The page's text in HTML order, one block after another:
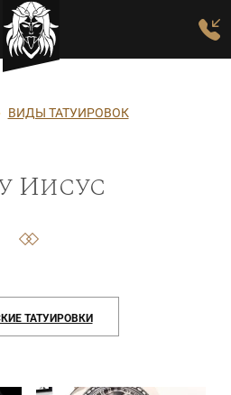
содержанию
ВИДЫ ТАТУИРОВОК
Иисус
ТАТУИРОВКИ